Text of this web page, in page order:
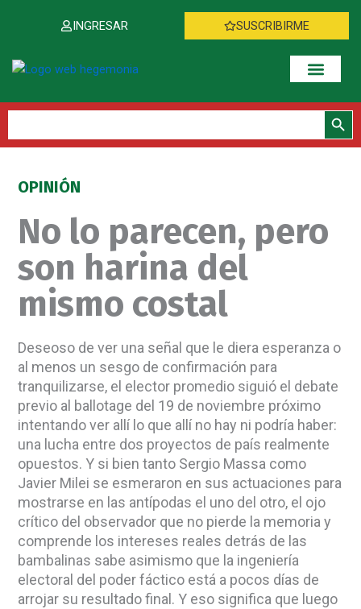
INGRESAR SUSCRIBIRME
Botón de
OPINIÓN
No lo parecen, pero
son harina del
mismo costal
Deseoso de ver una señal que le diera esperanza o
al menos un sesgo de confirmación para
tranquilizarse, el elector promedio siguió el debate
previo al ballotage del 19 de noviembre próximo
intentando ver allí lo que allí no hay ni podría haber:
una lucha entre dos proyectos de país realmente
opuestos. Y si bien tanto Sergio Massa como
Javier Milei se esmeraron en sus actuaciones para
mostrarse en las antípodas el uno del otro, el ojo
crítico del observador que no pierde la memoria y
comprende los intereses reales detrás de las
bambalinas sabe asimismo que la ingeniería
electoral del poder fáctico está a pocos días de
arrojar su resultado final. Y eso significa que luego